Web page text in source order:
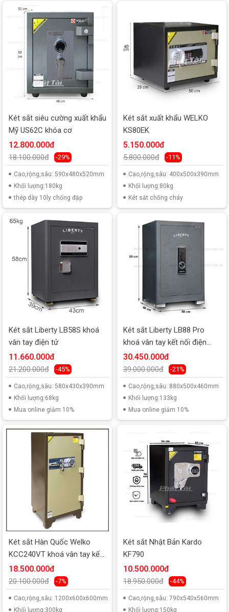
Két sắt siêu cường xuất khẩu
Mỹ US62C khóa cơ
12.800.000đ
18.100.000đ -29%
Cao,rộng,sâu: 590x480x520mm
Khối lượng:180kg
thép dày 10ly chống đập
Két sắt xuất khẩu WELKO
KS80EK
5.150.000đ
5.800.000đ -11%
Cao,rộng,sâu: 400x500x390mm
Khối lượng:80kg
Két sắt chống cháy
Két sắt Liberty LB58S khoá
vân tay điện tử
11.660.000đ
21.200.000đ -45%
Cao,rộng,sâu: 580x430x390mm
Khối lượng:68kg
Mua online giảm 10%
Két sắt Liberty LB88 Pro
khoá vân tay kết nối điện
thoại
30.450.000đ
39.000.000đ -21%
Cao,rộng,sâu: 880x500x460mm
Khối lượng:133kg
Mua online giảm 10%
Két sắt Hàn Quốc Welko
KCC240VT khoá vân tay kết
nối điện thoại
18.500.000đ
20.100.000đ -7%
Cao,rộng,sâu: 1200x600x600mm
Khối lượng:300kg
Két sắt Nhật Bản Kardo
KF790
10.500.000đ
18.950.000đ -44%
Cao,rộng,sâu: 790x540x560mm
Khối lượng:150kg